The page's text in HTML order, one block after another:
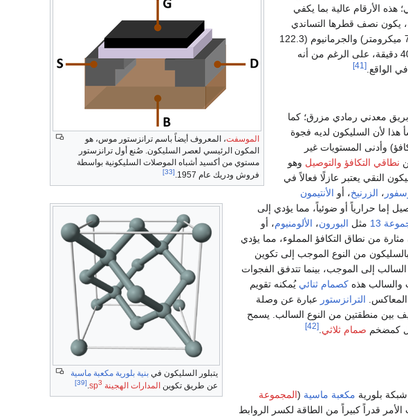
الموسفت، المعروف أيضاً باسم ترانزستور موس، هو
المكون الرئيسي لعصر السليكون. صُنع أول ترانزستور
مستوي من أكسيد أشباه الموصلات السليكونية بواسطة
فروش ودريك عام 1957.
[33]
يتبلور السليكون في بنية بلورية مكعبة ماسية
عن طريق تكوين المدارات الهجينة sp 3
.
[39]
مول على التوالي؛ هذه الأرقام عالية بما يكفي
، يكون نصف قطرها التساندي
أحادي الرابطة البالغ 117.6 ميكرومتر متوسطاً بين نصف قطر الكربون (77.2 ميكرومتر) والجرمانيوم (122.3
ميكرومتر). يمكن اعتبار نصف القطر الأيوني سداسي الإحداثيات للسليكون 40 دقيقة، على الرغم من أنه
الواقع. [41]
بريق معدني رمادي مزرق؛ كما
هذا لأن السليكون لديه فجوة
وأدنى المستويات غير
نطاقي التكافؤ والتوصيل وهو
النقي يعتبر عازلًا فعالاً في
، الزرنيخ، أو الأنتيمون
إما حرارياً أو ضوئياً، مما يؤدي إلى
13 مثل البورون، الألومنيوم، أو
من نطاق التكافؤ المملوء، مما يؤدي
من النوع الموجب إلى تكوين
إلى الموجب، بينما تتدفق الفجوات
والسالب هذه كصمام ثنائي يُمكنه تقويم
المعاكس. الترانزستور عبارة عن وصلة
بين منطقتين من النوع السالب. يسمح
كمضخم صمام ثلاثي [42]
بلورية مكعبة ماسية (المجموعة
تبلغ 1.414°س، حيث يتطلب الأمر قدراً كبيراً من الطاقة لكسر الروابط